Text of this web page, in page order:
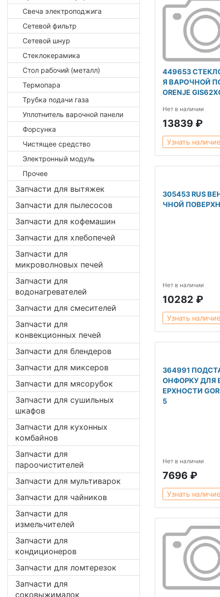
Свеча электроподжига
Сетевой фильтр
Сетевой шнур
Стеклокерамика
Стол рабочий (металл)
Термопара
Трубка подачи газа
Уплотнитель варочной панели
Форсунка
Чистящее средство
Электронный модуль
Прочее
Запчасти для вытяжек
Запчасти для пылесосов
Запчасти для кофемашин
Запчасти для хлебопечей
Запчасти для
микроволновых печей
Запчасти для
водонагревателей
Запчасти для смесителей
Запчасти для
конвекционных печей
Запчасти для блендеров
Запчасти для миксеров
Запчасти для мясорубок
Запчасти для сушильных
шкафов
Запчасти для кухонных
комбайнов
Запчасти для
пароочистителей
Запчасти для мультиварок
Запчасти для чайников
Запчасти для
измельчителей
Запчасти для
кондиционеров
Запчасти для ломтерезок
Запчасти для
соковыжималок
449653
Я ВАРОЧНОЙ
ORENJE
Нет в наличии
13839 ₽
Узнать наличие
305453 RUS
ЧНОЙ
Нет в наличии
10282 ₽
Узнать наличие
364991
ОНФОРКУ ДЛЯ
ЕРХНОСТИ
5
Нет в наличии
7696 ₽
Узнать наличие